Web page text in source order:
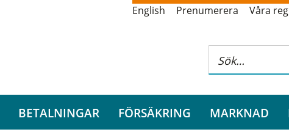
English Prenumerera Våra
BETALNINGAR FÖRSÄKRING MARKNAD